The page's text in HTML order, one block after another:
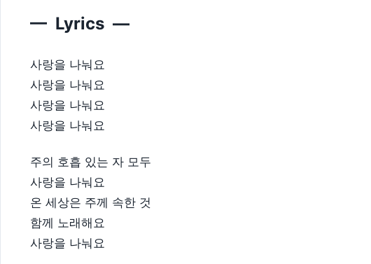
— Lyrics —
사랑을 나눠요
사랑을 나눠요
사랑을 나눠요
사랑을 나눠요
주의 호흡 있는 자 모두
사랑을 나눠요
온 세상은 주께 속한 것
함께 노래해요
사랑을 나눠요